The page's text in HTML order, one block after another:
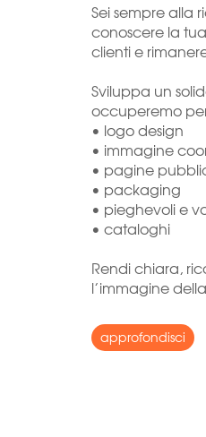
Sei sempre alla
conoscere la
clienti e
Sviluppa un
occuperemo
• logo design
• immagine
• pagine
• packaging
• pieghevoli e
• cataloghi
Rendi chiara,
l’immagine
approfondisci